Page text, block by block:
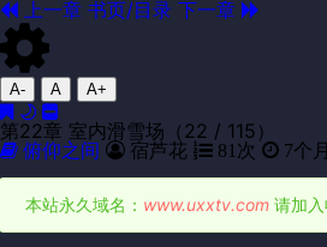
上一章 书页/目录 下一章
A- A A+
第22章 室内滑雪场（22 / 115）
俯仰之间 宿芦花 81次 7个
本站永久域名： www.uxxtv.com 请加